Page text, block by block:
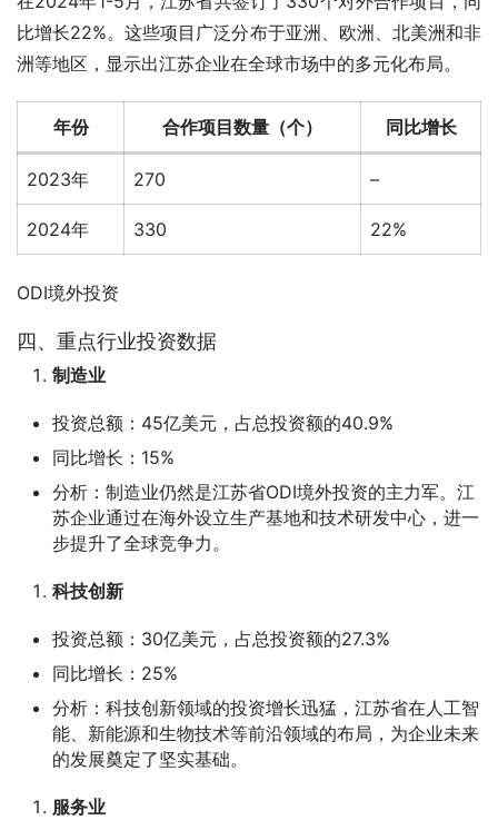
比增长22%。这些项目广泛分布于亚洲、欧洲、北美洲和非
洲等地区，显示出江苏企业在全球市场中的多元化布局。
年份 合作项目数量（个） 同比增长
2023年 270 –
2024年 330 22%
ODI境外投资
四、重点行业投资数据
制造业
投资总额：45亿美元，占总投资额的40.9%
同比增长：15%
分析：制造业仍然是江苏省ODI境外投资的主力军。江
苏企业通过在海外设立生产基地和技术研发中心，进一
步提升了全球竞争力。
科技创新
投资总额：30亿美元，占总投资额的27.3%
同比增长：25%
分析：科技创新领域的投资增长迅猛，江苏省在人工智
能、新能源和生物技术等前沿领域的布局，为企业未来
的发展奠定了坚实基础。
服务业